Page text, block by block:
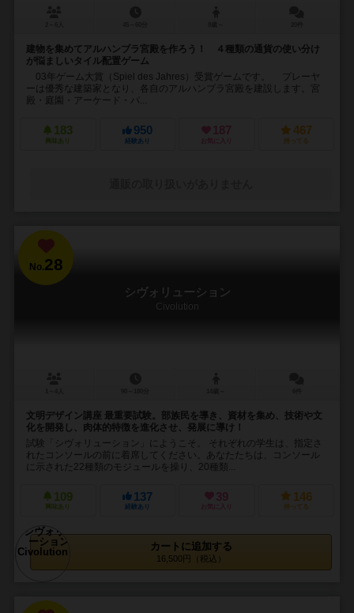
建物を集めてアルハンブラ宮殿を作ろう！ ４種類の通貨の使い分け
が悩ましいタイル配置ゲーム
03年ゲーム大賞（Spiel des Jahres）受賞ゲームです。 プレーヤ
ーは優秀な建築家となり、各自のアルハンブラ宮殿を建設します。宮
殿・庭園・アーケード・パ...
183
興味あり
950
経験あり
187
お気に入り
467
持ってる
No.28
シヴォリューション
Civolution
文明デザイン講座 最重要試験。部族民を導き、資材を集め、技術や文
化を開発し、肉体的特徴を進化させ、発展に導け！
試験「シヴォリューション」にようこそ。 それぞれの学生は、指定さ
れたコンソールの前に着席してください。あなたたちは、コンソール
に示された22種類のモジュールを操り、20種類...
109
興味あり
137
経験あり
39
お気に入り
146
持ってる
カートに追加する
16,500円（税込）